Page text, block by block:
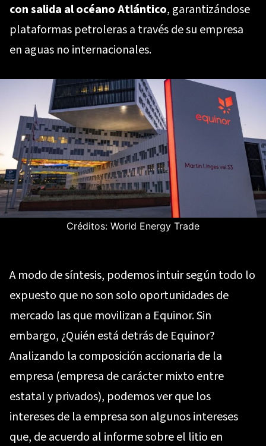
con salida al océano Atlántico, garantizándose
plataformas petroleras a través de su empresa
en aguas no internacionales.
Créditos: World Energy Trade
A modo de síntesis, podemos intuir según todo lo
expuesto que no son solo oportunidades de
mercado las que movilizan a Equinor. Sin
embargo, ¿Quién está detrás de Equinor?
Analizando la composición accionaria de la
empresa (empresa de carácter mixto entre
estatal y privados), podemos ver que los
intereses de la empresa son algunos intereses
que, de acuerdo al informe sobre el litio en